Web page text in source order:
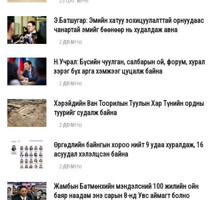
явуулахад саад учруулахгүй байхыг уриалж байна.
Э.Батшугар: Эмийн хатуу зохицуулалттай орнуудаас
чанартай эмийг бөөнөөр нь худалдаж авна
2 ӨДӨР ӨМНӨ
Н.Учрал: Бүсийн чуулган, салбарын ой, форум, хурал
зэрэг бүх арга хэмжээг цуцалж байна
2 ӨДӨР ӨМНӨ
Хэрэйдийн Ван Тоорилын Туулын Хар Түнийн ордны
туурийг судалж байна
2 ӨДӨР ӨМНӨ
Өргөдлийн байнгын хороо нийт 9 удаа хуралдаж, 16
асуудал хэлэлцсэн байна
2 ӨДӨР ӨМНӨ
Жамбын Батмөнхийн мэндэлсний 100 жилийн ойн
баяр наадам энэ сарын 8-нд Увс аймагт болно